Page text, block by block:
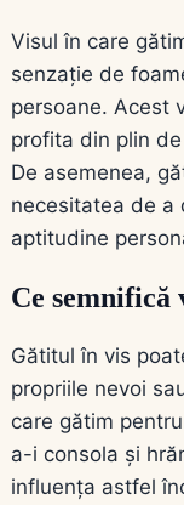
Visul în care
senzație de
persoane. Acest
profita din plin
De asemenea,
necesitatea de a
aptitudine
Ce semnifică
Gătitul în vis
propriile nevoi
care gătim
a-i consola și
influența astfel